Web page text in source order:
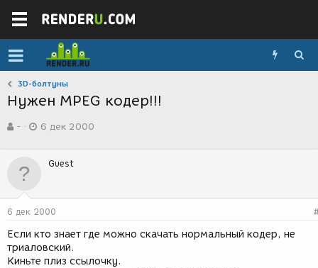
3D-болтуны
Нужен MPEG кодер!!!
в
р
-
а
д
н
и
я
6 дек 2000
Guest
6 дек 2000
Если кто знает где можно скачать нормальный кодер, не
триаловский.
Киньте плиз ссылочку.